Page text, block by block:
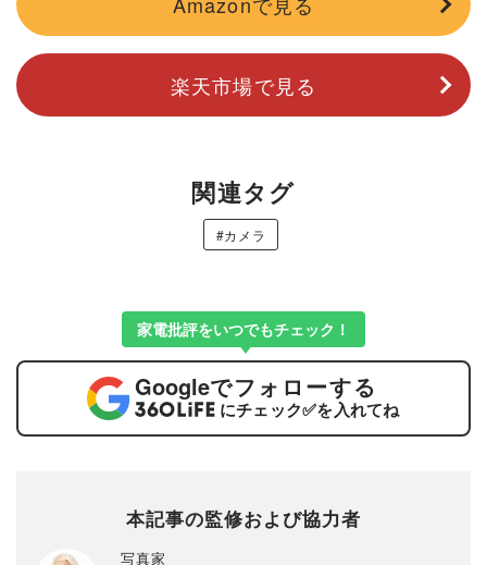
楽天市場で見る
関連タグ
#カメラ
家電批評をいつでもチェック！
Googleでフォローする
にチェック✅を入れてね
本記事の監修および協力者
写真家